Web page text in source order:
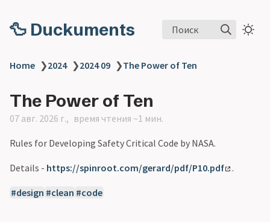
🦆 Duckuments Поиск
Home ❯2024 ❯2024 09 ❯The Power of Ten
The Power of Ten
07 авг. 2026 г. время чтения ~1 мин.
Rules for Developing Safety Critical Code by NASA.
Details - https://spinroot.com/gerard/pdf/P10.pdf .
design clean code